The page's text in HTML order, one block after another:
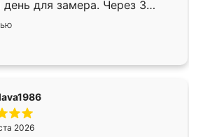
день для замера. Через 3
была уже готова. Остались
Спасибо Ренессанс
работу!
2026